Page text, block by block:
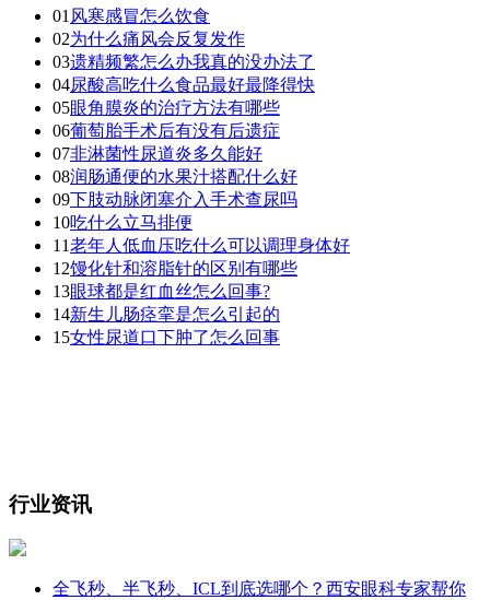
01 风寒感冒怎么饮食
02为什么痛风会反复发作
03遗精频繁怎么办我真的没办法了
04尿酸高吃什么食品最好最降得快
05眼角膜炎的治疗方法有哪些
06葡萄胎手术后有没有后遗症
07非淋菌性尿道炎多久能好
08润肠通便的水果汁搭配什么好
09下肢动脉闭塞介入手术查尿吗
10吃什么立马排便
11老年人低血压吃什么可以调理身体好
12馒化针和溶脂针的区别有哪些
13眼球都是红血丝怎么回事?
14新生儿肠痉挛是怎么引起的
15女性尿道口下肿了怎么回事
行业资讯
全飞秒、半飞秒、ICL到底选哪个？西安眼科专家帮你